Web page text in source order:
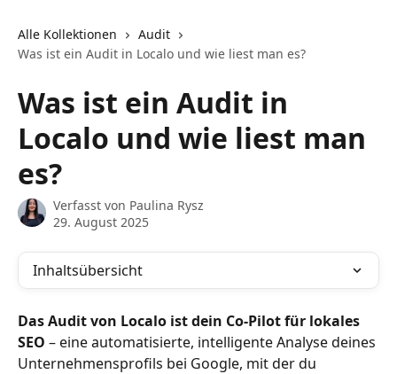
Alle Kollektionen
Audit
Was ist ein Audit in Localo und wie liest man es?
Was ist ein Audit in
Localo und wie liest man
es?
Verfasst von Paulina Rysz
29. August 2025
Inhaltsübersicht
Das Audit von Localo ist dein Co-Pilot für lokales
SEO – eine automatisierte, intelligente Analyse deines
Unternehmensprofils bei Google, mit der du